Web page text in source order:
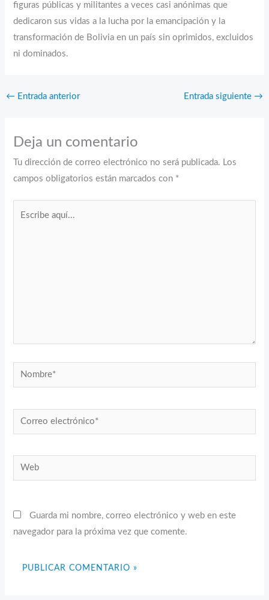
figuras públicas y militantes a veces casi anónimas que
dedicaron sus vidas a la lucha por la emancipación y la
transformación de Bolivia en un país sin oprimidos, excluidos
ni dominados.
← Entrada anterior Entrada siguiente →
Deja un comentario
Tu dirección de correo electrónico no será publicada. Los
campos obligatorios están marcados con *
Nombre*
Correo
electrónico*
Web
Guarda mi nombre, correo electrónico y web en este
navegador para la próxima vez que comente.